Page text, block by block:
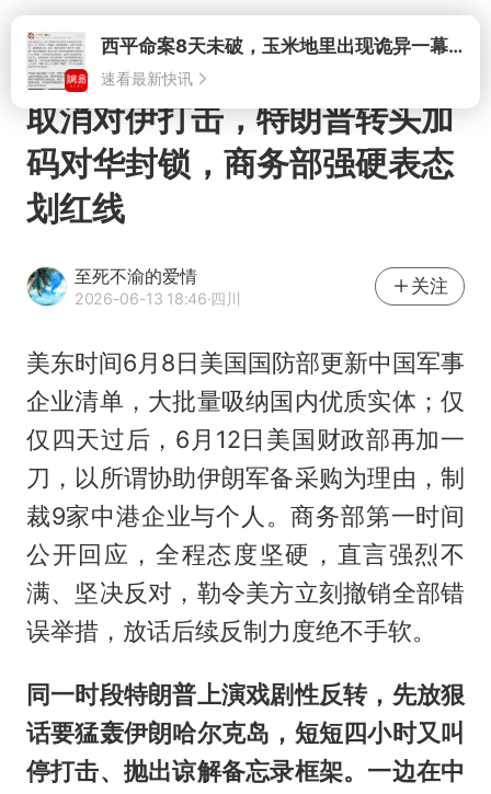
打开
取消对伊打击，特朗普转头加
码对华封锁，商务部强硬表态
划红线
至死不渝的爱情
2026-06-13 18:46·四川
关注
美东时间6月8日美国国防部更新中国军事
企业清单，大批量吸纳国内优质实体；仅
仅四天过后，6月12日美国财政部再加一
刀，以所谓协助伊朗军备采购为理由，制
裁9家中港企业与个人。商务部第一时间
公开回应，全程态度坚硬，直言强烈不
满、坚决反对，勒令美方立刻撤销全部错
误举措，放话后续反制力度绝不手软。
同一时段特朗普上演戏剧性反转，先放狠
话要猛轰伊朗哈尔克岛，短短四小时又叫
停打击、抛出谅解备忘录框架。一边在中